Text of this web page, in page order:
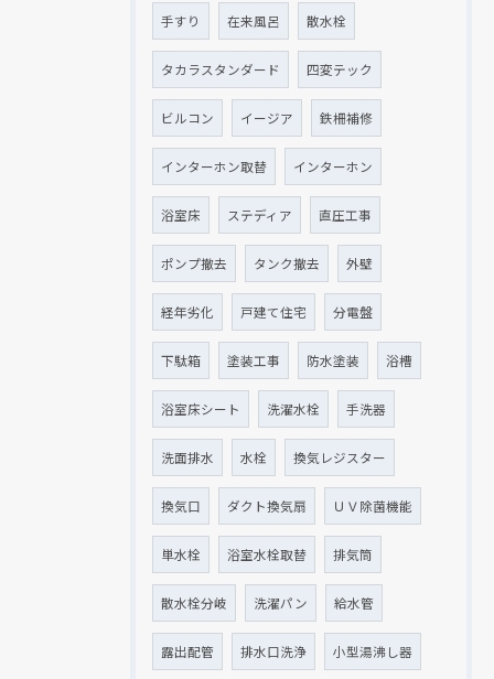
手すり 在来風呂 散水栓
タカラスタンダード 四変テック
ビルコン イージア 鉄柵補修
インターホン取替 インターホン
浴室床 ステディア 直圧工事
ポンプ撤去 タンク撤去 外壁
経年劣化 戸建て住宅 分電盤
下駄箱 塗装工事 防水塗装 浴槽
浴室床シート 洗濯水栓 手洗器
洗面排水 水栓 換気レジスター
換気口 ダクト換気扇 ＵＶ除菌機能
単水栓 浴室水栓取替 排気筒
散水栓分岐 洗濯パン 給水管
露出配管 排水口洗浄 小型湯沸し器